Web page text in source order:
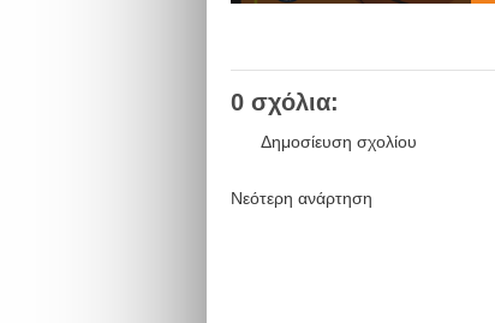
0 σχόλια:
Δημοσίευση σχολίου
Νεότερη ανάρτηση